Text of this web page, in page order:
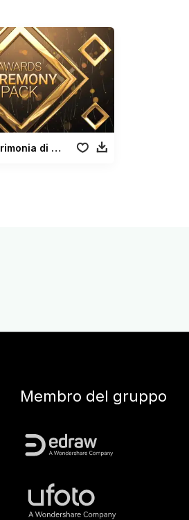
Pacchetto Cerimonia di Premiazione
Membro del gruppo